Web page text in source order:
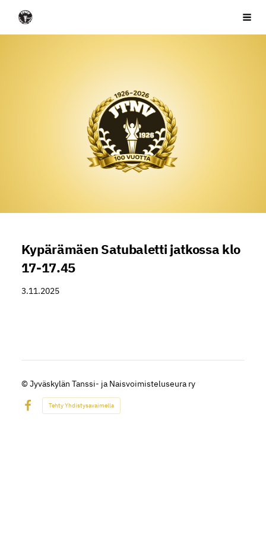
Siirry
sivun
JTNV ry
Kypärämäen Satubaletti jatkossa klo
17-17.45
3.11.2025
© Jyväskylän Tanssi- ja Naisvoimisteluseura ry
Facebook
Tehty Yhdistysavaimella